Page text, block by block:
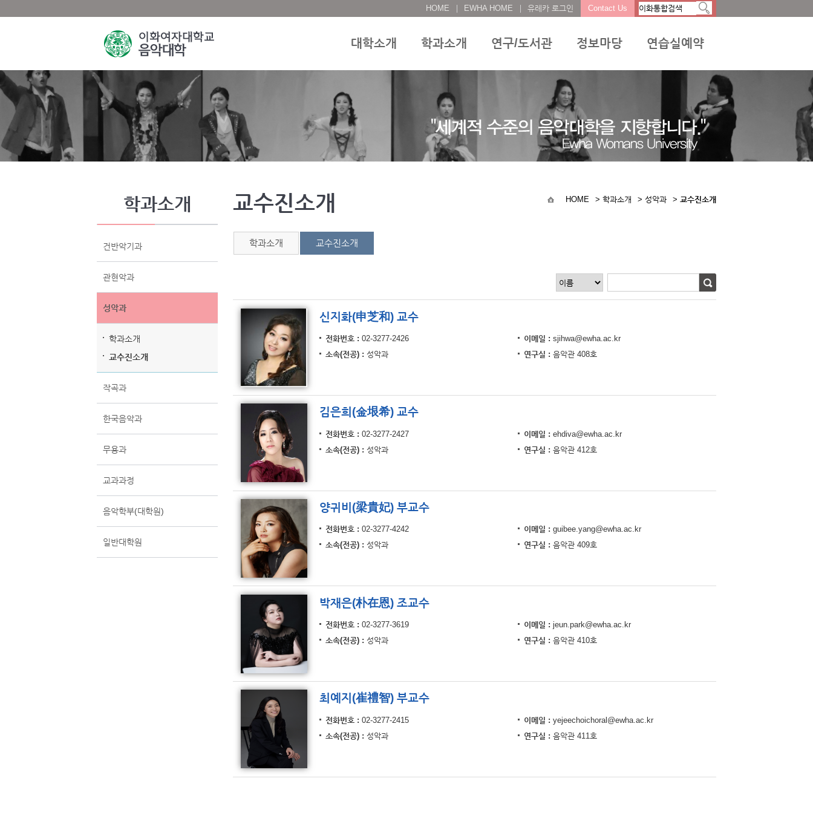
대학소개 학과소개 연구/도서관 정보마당 연습실예약
HOME EWHA HOME 유레카 로그인 Contact Us
학과소개
건반악기과
관현악과
성악과
학과소개
교수진소개
작곡과
한국음악과
무용과
교과과정
음악학부(대학원)
일반대학원
HOME > 학과소개 > 성악과 > 교수진소개
교수진소개
학과소개 교수진소개
신지화(申芝和) 교수
전화번호 02-3277-2426 이메일
sjihwa@ewha.ac.kr
소속(전공)
성악과 연구실 음악관 408호
김은희(金垠希) 교수
전화번호 02-3277-2427 이메일
ehdiva@ewha.ac.kr
소속(전공)
성악과 연구실 음악관 412호
양귀비(梁貴妃) 부교수
전화번호 02-3277-4242 이메일
guibee.yang@ewha.ac.kr
소속(전공)
성악과 연구실 음악관 409호
박재은(朴在恩) 조교수
전화번호 02-3277-3619 이메일
jeun.park@ewha.ac.kr
소속(전공)
성악과 연구실 음악관 410호
최예지(崔禮智) 부교수
전화번호 02-3277-2415 이메일
yejeechoichoral@ewha.ac.kr
소속(전공)
성악과 연구실 음악관 411호